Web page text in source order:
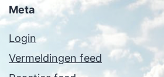
Meta
Login
Vermeldingen feed